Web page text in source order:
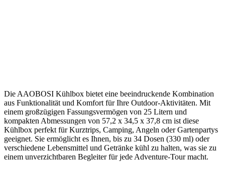
Die AAOBOSI Kühlbox bietet eine beeindruckende‌ Kombination
aus Funktionalität und Komfort für ‌Ihre Outdoor-Aktivitäten. Mit
einem großzügigen Fassungsvermögen von 25 Litern und⁤
kompakten​ Abmessungen von 57,2 ⁤x 34,5 x 37,8 cm ist diese
Kühlbox perfekt für Kurztrips, Camping, Angeln oder Gartenpartys
geeignet. Sie ermöglicht es Ihnen, bis zu 34 Dosen (330 ml) oder
verschiedene‍ Lebensmittel und Getränke kühl zu ‌halten, was sie zu
einem ‍unverzichtbaren Begleiter‍ für jede Adventure-Tour macht.